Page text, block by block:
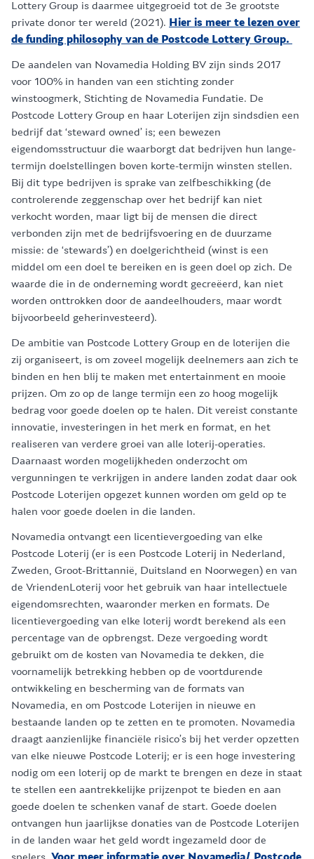
Lottery Group is daarmee uitgegroeid tot de 3e grootste
private donor ter wereld (2021). Hier is meer te lezen over
de funding philosophy van de Postcode Lottery Group.
De aandelen van Novamedia Holding BV zijn sinds 2017
voor 100% in handen van een stichting zonder
winstoogmerk, Stichting de Novamedia Fundatie. De
Postcode Lottery Group en haar Loterijen zijn sindsdien een
bedrijf dat ‘steward owned’ is; een bewezen
eigendomsstructuur die waarborgt dat bedrijven hun lange-
termijn doelstellingen boven korte-termijn winsten stellen.
Bij dit type bedrijven is sprake van zelfbeschikking (de
controlerende zeggenschap over het bedrijf kan niet
verkocht worden, maar ligt bij de mensen die direct
verbonden zijn met de bedrijfsvoering en de duurzame
missie: de ‘stewards’) en doelgerichtheid (winst is een
middel om een doel te bereiken en is geen doel op zich. De
waarde die in de onderneming wordt gecreëerd, kan niet
worden onttrokken door de aandeelhouders, maar wordt
bijvoorbeeld geherinvesteerd).
De ambitie van Postcode Lottery Group en de loterijen die
zij organiseert, is om zoveel mogelijk deelnemers aan zich te
binden en hen blij te maken met entertainment en mooie
prijzen. Om zo op de lange termijn een zo hoog mogelijk
bedrag voor goede doelen op te halen. Dit vereist constante
innovatie, investeringen in het merk en format, en het
realiseren van verdere groei van alle loterij-operaties.
Daarnaast worden mogelijkheden onderzocht om
vergunningen te verkrijgen in andere landen zodat daar ook
Postcode Loterijen opgezet kunnen worden om geld op te
halen voor goede doelen in die landen.
Novamedia ontvangt een licentievergoeding van elke
Postcode Loterij (er is een Postcode Loterij in Nederland,
Zweden, Groot-Brittannië, Duitsland en Noorwegen) en van
de VriendenLoterij voor het gebruik van haar intellectuele
eigendomsrechten, waaronder merken en formats. De
licentievergoeding van elke loterij wordt berekend als een
percentage van de opbrengst. Deze vergoeding wordt
gebruikt om de kosten van Novamedia te dekken, die
voornamelijk betrekking hebben op de voortdurende
ontwikkeling en bescherming van de formats van
Novamedia, en om Postcode Loterijen in nieuwe en
bestaande landen op te zetten en te promoten. Novamedia
draagt aanzienlijke financiële risico’s bij het verder opzetten
van elke nieuwe Postcode Loterij; er is een hoge investering
nodig om een loterij op de markt te brengen en deze in staat
te stellen een aantrekkelijke prijzenpot te bieden en aan
goede doelen te schenken vanaf de start. Goede doelen
ontvangen hun jaarlijkse donaties van de Postcode Loterijen
in de landen waar het geld wordt ingezameld door de